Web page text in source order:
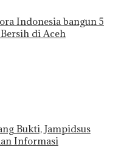
Indonesia bangun 5
di Aceh
Bukti, Jampidsus
Informasi